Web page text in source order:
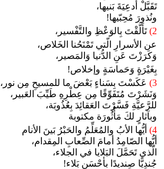
تَقَبَّلْ أدعِيَةَ بَنيها،
ونُذورَ مُحِبّيها!
2) تَأَلَّقْتَ بِالوَعْظِ والتَّفْسير،
عن الأسرارِ الّتي تَمْنَحُنا الخَلاص،
وَكَرَزْتَ عَنِ الدُّنيا وَالمَصير،
بِغَيْرَةٍ وَحَماسَةٍ وإخلاص!
3)
عَكَسْتَ بِسَناءٍ بَعْضَ ما للمسيحِ مِن نور،
وَنَشَرْتَ مُتَفَوِّقًا مِن عِطْرِهِ طَيِّبَ العَبير،
للرَّعيَّةِ فَسَّرْتَ العَقائِدَ بِعُذُوبَة،
وبآثارٍ لكَ مَأْثُورَة مكتوبة
4)
أيُّها الأبُ والمُعَلِّمُ والحَبْرُ بَينَ الأنام
أيُّها الصّامِدُ أمامَ الصِّعابِ المِقدام،
الّذي تَحَمَّلَ البَلايا في الجلاء،
جُندِيًّا صِنديدًا بأحْسَنِ بَلاء!